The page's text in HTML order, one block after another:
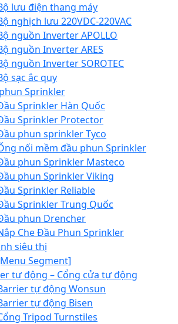
lưu điện thang máy
nghịch lưu 220VDC-220VAC
nguồn Inverter APOLLO
nguồn Inverter ARES
nguồn Inverter SOROTEC
sạc ắc quy
Sprinkler
Sprinkler Hàn Quốc
Sprinkler Protector
phun sprinkler Tyco
nối mềm đầu phun Sprinkler
phun Sprinkler Masteco
phun Sprinkler Viking
Sprinkler Reliable
Sprinkler Trung Quốc
phun Drencher
Che Đầu Phun Sprinkler
siêu thị
Segment]
tự động – Cổng cửa tự động
tự động Wonsun
tự động Bisen
Tripod Turnstiles